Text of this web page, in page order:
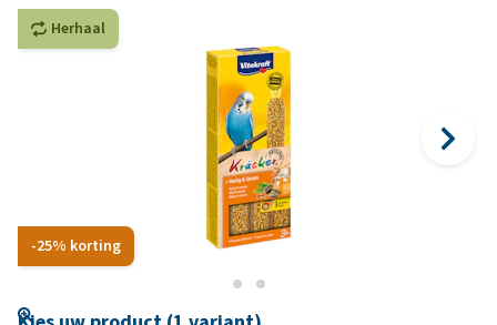
-25% korting
Herhaal